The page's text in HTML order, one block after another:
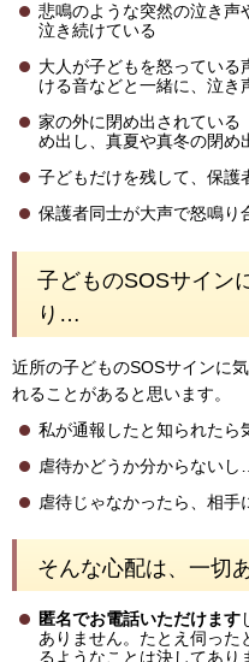
悲鳴のような突然の泣き声
泣き続けている
大人が子どもを怒っている
ける音などと一緒に、泣き
家の外に閉め出されている
め出し、真夏や真冬の閉め
子どもだけを残して、保護
保護者同士が大声で怒鳴り
子どものSOSサイン
り…
近所の子どものSOSサインに
れることがあると思います。
私が通報したと知られたら
虐待かどうか分からないし…
虐待じゃなかったら、相手
そんな心配は、一切
匿名でお電話いただけます
ありません。たとえ伺った
るようなことは決してあり